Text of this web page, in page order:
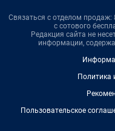
Связаться с отделом продаж:
с сотового
Редакция сайта не
информации,
Политика
Пользовательское